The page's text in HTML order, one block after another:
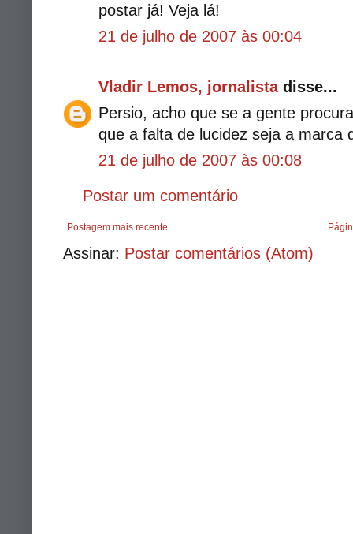
postar já! Veja lá!
21 de julho de 2007 às 00:04
Vladir Lemos, jornalistadisse...
Persio, acho que se a gente
que a falta de lucidez seja a marca
21 de julho de 2007 às 00:08
Postar um comentário
Postagem mais recente
Assinar: Postar comentários (Atom)